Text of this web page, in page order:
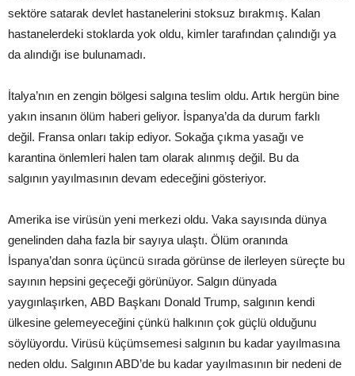
sektöre satarak devlet hastanelerini stoksuz bırakmış. Kalan
hastanelerdeki stoklarda yok oldu, kimler tarafından çalındığı ya
da alındığı ise bulunamadı.
İtalya’nın en zengin bölgesi salgına teslim oldu. Artık hergün bine
yakın insanın ölüm haberi geliyor. İspanya’da da durum farklı
değil. Fransa onları takip ediyor. Sokağa çıkma yasağı ve
karantina önlemleri halen tam olarak alınmış değil. Bu da
salgının yayılmasının devam edeceğini gösteriyor.
Amerika ise virüsün yeni merkezi oldu. Vaka sayısında dünya
genelinden daha fazla bir sayıya ulaştı. Ölüm oranında
İspanya’dan sonra üçüncü sırada görünse de ilerleyen süreçte bu
sayının hepsini geçeceği görünüyor. Salgın dünyada
yaygınlaşırken, ABD Başkanı Donald Trump, salgının kendi
ülkesine gelemeyeceğini çünkü halkının çok güçlü olduğunu
söylüyordu. Virüsü küçümsemesi salgının bu kadar yayılmasına
neden oldu. Salgının ABD’de bu kadar yayılmasının bir nedeni de